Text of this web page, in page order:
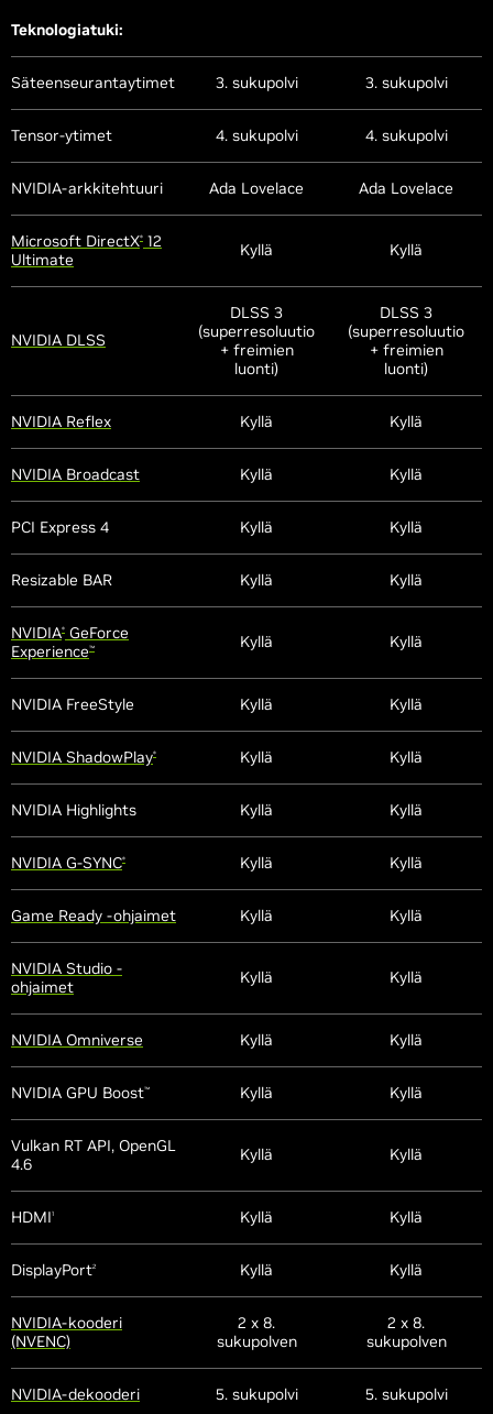
Teknologiatuki:
Säteenseurantaytimet 3. sukupolvi 3. sukupolvi
Tensor-ytimet 4. sukupolvi 4. sukupolvi
NVIDIA-arkkitehtuuri Ada Lovelace Ada Lovelace
Microsoft DirectX® 12
Ultimate
Kyllä Kyllä
NVIDIA DLSS
DLSS 3
(superresoluutio
+ freimien
luonti)
DLSS 3
(superresoluutio
+ freimien
luonti)
NVIDIA Reflex Kyllä Kyllä
NVIDIA Broadcast Kyllä Kyllä
PCI Express 4 Kyllä Kyllä
Resizable BAR Kyllä Kyllä
NVIDIA® GeForce
Experience™ Kyllä Kyllä
NVIDIA FreeStyle Kyllä Kyllä
NVIDIA ShadowPlay® Kyllä Kyllä
NVIDIA Highlights Kyllä Kyllä
NVIDIA G-SYNC® Kyllä Kyllä
Game Ready -ohjaimet Kyllä Kyllä
NVIDIA Studio -
ohjaimet
Kyllä Kyllä
NVIDIA Omniverse Kyllä Kyllä
NVIDIA GPU Boost™ Kyllä Kyllä
Vulkan RT API, OpenGL
4.6
Kyllä Kyllä
HDMI1 Kyllä Kyllä
DisplayPort2 Kyllä Kyllä
NVIDIA-kooderi
(NVENC)
2 x 8.
sukupolven
2 x 8.
sukupolven
NVIDIA-dekooderi 5. sukupolvi 5. sukupolvi